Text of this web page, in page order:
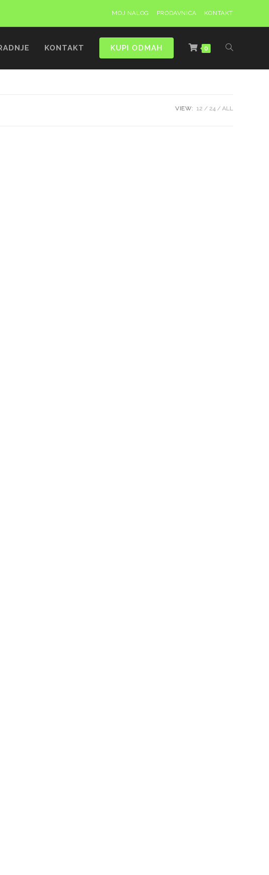
MOJ NALOG PRODAVNICA KONTAKT
KONTAKT KUPI ODMAH 0
VIEW: 12 24 ALL